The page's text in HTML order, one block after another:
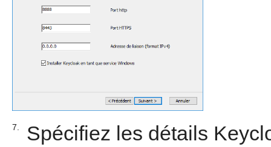
7. Spécifiez les détails